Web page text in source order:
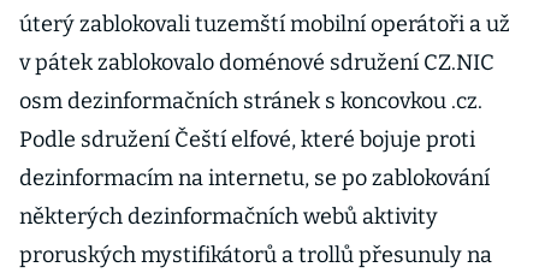
úterý zablokovali tuzemští mobilní operátoři a už
v pátek zablokovalo doménové sdružení CZ.NIC
osm dezinformačních stránek s koncovkou .cz.
Podle sdružení Čeští elfové, které bojuje proti
dezinformacím na internetu, se po zablokování
některých dezinformačních webů aktivity
proruských mystifikátorů a trollů přesunuly na